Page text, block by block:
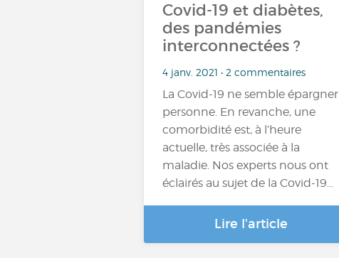
Covid-19 et diabètes,
des pandémies
interconnectées ?
4 janv. 2021 • 2 commentaires
La Covid-19 ne semble épargner
personne. En revanche, une
comorbidité est, à l’heure
actuelle, très associée à la
maladie. Nos experts nous ont
éclairés au sujet de la Covid-19…
Lire l'article